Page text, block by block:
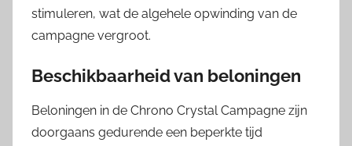
stimuleren, wat de algehele opwinding van de
campagne vergroot.
Beschikbaarheid van beloningen
Beloningen in de Chrono Crystal Campagne zijn
doorgaans gedurende een beperkte tijd